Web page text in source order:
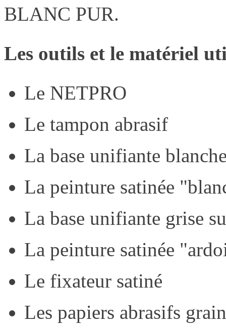
BLANC PUR.
Les outils et le matériel
Le NETPRO
Le tampon abrasif
La base unifiante
La peinture satinée
La base unifiante grise
La peinture satinée
Le fixateur satiné
Les papiers abrasifs